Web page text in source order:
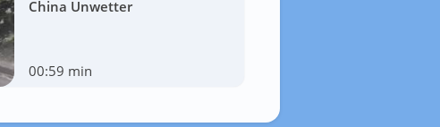
China Unwetter
00:59 min